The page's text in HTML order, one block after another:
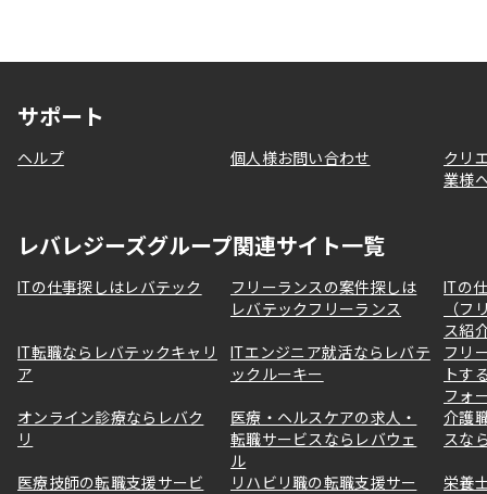
サポート
ヘルプ 個人様お問い合わせ
クリ
業様
レバレジーズグループ関連サイト一覧
ITの仕事探しはレバテック
フリーランスの案件探しは
レバテックフリーランス
ITの
（フ
ス紹
IT転職ならレバテックキャリ
ア
ITエンジニア就活ならレバテ
ックルーキー
フリ
トす
フォ
オンライン診療ならレバク
リ
医療・ヘルスケアの求人・
転職サービスならレバウェ
ル
介護
スな
医療技師の転職支援サービ
リハビリ職の転職支援サー
栄養